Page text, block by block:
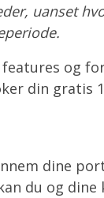
uanset
og
din gratis
dine
du og dine